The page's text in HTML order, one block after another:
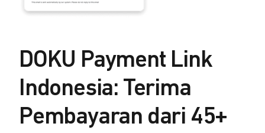
DOKU Payment Link
Indonesia: Terima
Pembayaran dari 45+